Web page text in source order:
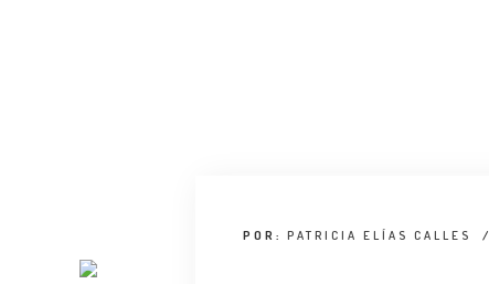
POR: PATRICIA ELÍAS CALLES /